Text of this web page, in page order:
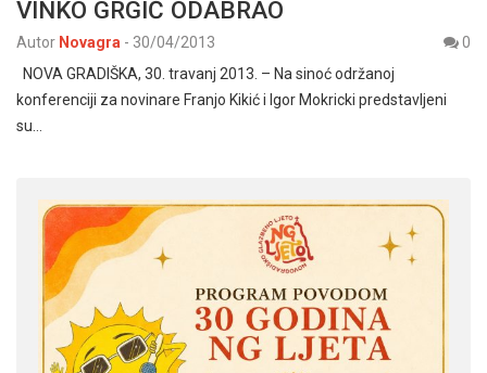
VINKO GRGIĆ ODABRAO
Autor Novagra - 30/04/2013
0
NOVA GRADIŠKA, 30. travanj 2013. – Na sinoć održanoj
konferenciji za novinare Franjo Kikić i Igor Mokricki predstavljeni
su…